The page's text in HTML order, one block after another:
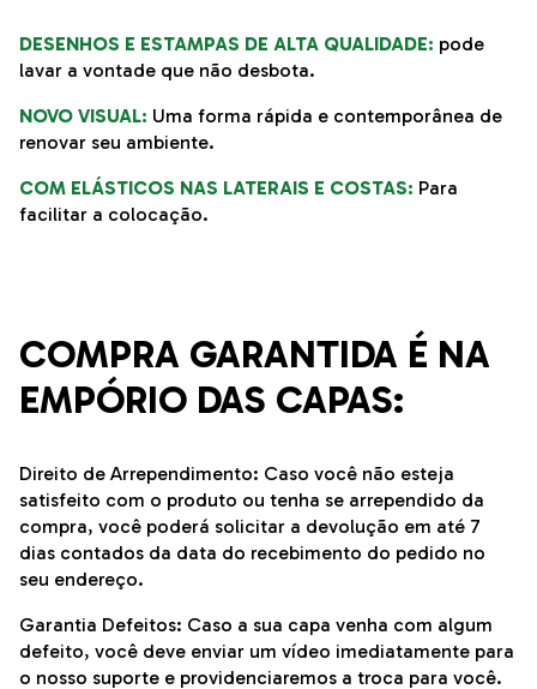
DESENHOS E ESTAMPAS DE ALTA QUALIDADE: pode
lavar a vontade que não desbota.
NOVO VISUAL: Uma forma rápida e contemporânea de
renovar seu ambiente.
COM ELÁSTICOS NAS LATERAIS E COSTAS: Para
facilitar a colocação.
COMPRA GARANTIDA É NA
EMPÓRIO DAS CAPAS:
Direito de Arrependimento: Caso você não esteja
satisfeito com o produto ou tenha se arrependido da
compra, você poderá solicitar a devolução em até 7
dias contados da data do recebimento do pedido no
seu endereço.
Garantia Defeitos: Caso a sua capa venha com algum
defeito, você deve enviar um vídeo imediatamente para
o nosso suporte e providenciaremos a troca para você.